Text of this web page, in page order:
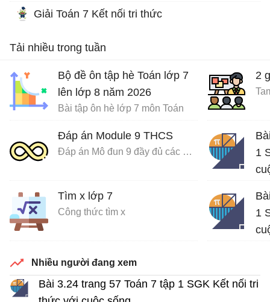
Giải Toán 7 Kết nối tri thức
Tải nhiều trong tuần
Bộ đề ôn tập hè Toán lớp 7
lên lớp 8 năm 2026
Bài tập ôn hè lớp 7 môn Toán
Đáp án Module 9 THCS
Đáp án Mô đun 9 đầy đủ các môn
Tìm x lớp 7
Công thức tìm x
2
1
1
Nhiều người đang xem
Bài 3.24 trang 57 Toán 7 tập 1 SGK Kết nối tri